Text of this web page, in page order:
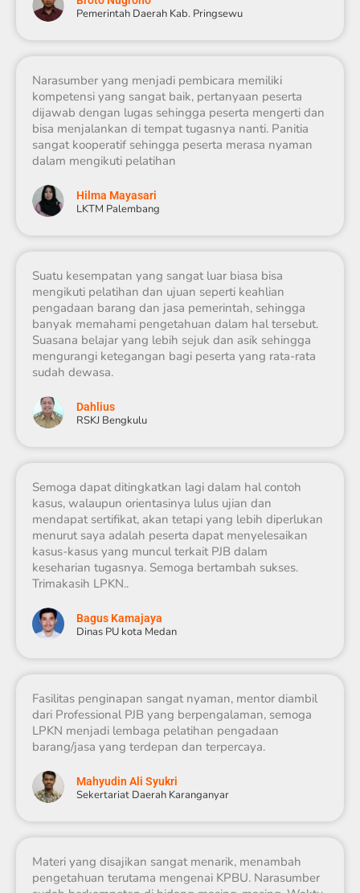
Pemerintah Daerah Kab. Pringsewu
Narasumber yang menjadi pembicara memiliki
kompetensi yang sangat baik, pertanyaan peserta
dijawab dengan lugas sehingga peserta mengerti dan
bisa menjalankan di tempat tugasnya nanti. Panitia
sangat kooperatif sehingga peserta merasa nyaman
dalam mengikuti pelatihan
Hilma Mayasari
LKTM Palembang
Suatu kesempatan yang sangat luar biasa bisa
mengikuti pelatihan dan ujuan seperti keahlian
pengadaan barang dan jasa pemerintah, sehingga
banyak memahami pengetahuan dalam hal tersebut.
Suasana belajar yang lebih sejuk dan asik sehingga
mengurangi ketegangan bagi peserta yang rata-rata
sudah dewasa.
Dahlius
RSKJ Bengkulu
Semoga dapat ditingkatkan lagi dalam hal contoh
kasus, walaupun orientasinya lulus ujian dan
mendapat sertifikat, akan tetapi yang lebih diperlukan
menurut saya adalah peserta dapat menyelesaikan
kasus-kasus yang muncul terkait PJB dalam
keseharian tugasnya. Semoga bertambah sukses.
Trimakasih LPKN..
Bagus Kamajaya
Dinas PU kota Medan
Fasilitas penginapan sangat nyaman, mentor diambil
dari Professional PJB yang berpengalaman, semoga
LPKN menjadi lembaga pelatihan pengadaan
barang/jasa yang terdepan dan terpercaya.
Mahyudin Ali Syukri
Sekertariat Daerah Karanganyar
Materi yang disajikan sangat menarik, menambah
pengetahuan terutama mengenai KPBU. Narasumber